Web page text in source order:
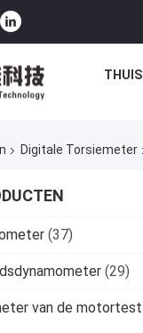
THUIS
Digitale Torsiemeter
(37)
(29)
van de motortest